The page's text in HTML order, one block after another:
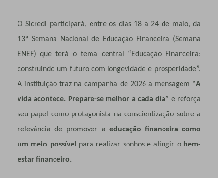
O Sicredi participará, entre os dias 18 a 24 de maio, da
13ª Semana Nacional de Educação Financeira (Semana
ENEF) que terá o tema central “Educação Financeira:
construindo um futuro com longevidade e prosperidade”.
A instituição traz na campanha de 2026 a mensagem “A
vida acontece. Prepare-se melhor a cada dia” e reforça
seu papel como protagonista na conscientização sobre a
relevância de promover a educação financeira como
um meio possível para realizar sonhos e atingir o bem-
estar financeiro.